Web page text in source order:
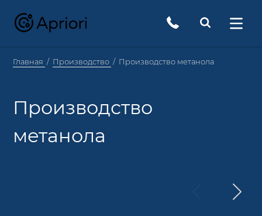
Главная Производство Производство метанола
Производство
метанола